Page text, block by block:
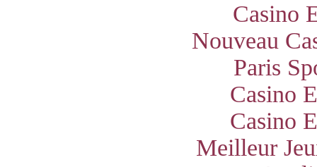
Casino
Nouveau
Paris
Casino
Casino
Meilleur